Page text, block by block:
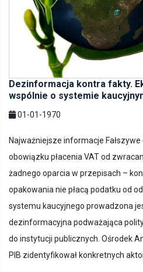
Dezinformacja kontra fakty.
wspólnie o systemie
01-01-1970
Najważniejsze informacje
obowiązku płacenia VAT od
żadnego oparcia w przepisach –
opakowania nie płacą podatku od
systemu kaucyjnego prowadzona
dezinformacyjna podważająca
do instytucji publicznych. Ośrodek
PIB zidentyfikował konkretnych